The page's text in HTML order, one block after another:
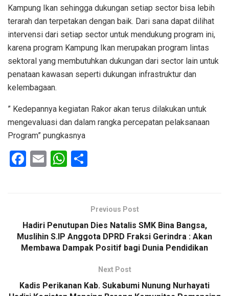
Kampung Ikan sehingga dukungan setiap sector bisa lebih
terarah dan terpetakan dengan baik. Dari sana dapat dilihat
intervensi dari setiap sector untuk mendukung program ini,
karena program Kampung Ikan merupakan program lintas
sektoral yang membutuhkan dukungan dari sector lain untuk
penataan kawasan seperti dukungan infrastruktur dan
kelembagaan.
” Kedepannya kegiatan Rakor akan terus dilakukan untuk
mengevaluasi dan dalam rangka percepatan pelaksanaan
Program” pungkasnya
F
o
o
k
E
W
A
p
p
ePrevious Post
Hadiri Penutupan Dies Natalis SMK Bina Bangsa,
Muslihin S.IP Anggota DPRD Fraksi Gerindra : Akan
Membawa Dampak Positif bagi Dunia Pendidikan
Next Post
Kadis Perikanan Kab. Sukabumi Nunung Nurhayati